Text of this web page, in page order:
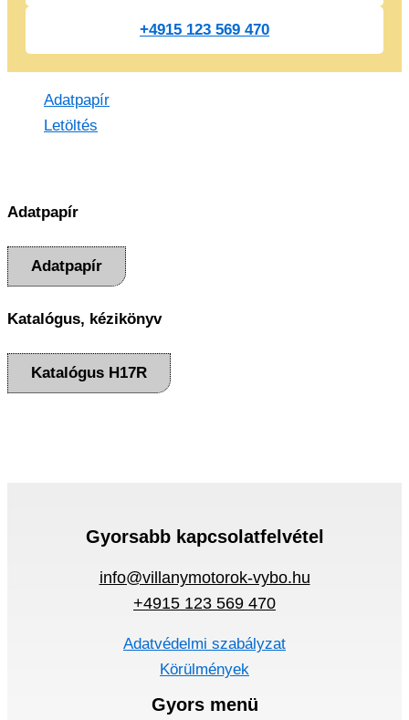
+4915 123 569 470
Adatpapír
Letöltés
Adatpapír
Adatpapír
Katalógus, kézikönyv
Katalógus H17R
Gyorsabb kapcsolatfelvétel
info@villanymotorok-vybo.hu
+4915 123 569 470
Adatvédelmi szabályzat
Körülmények
Gyors menü